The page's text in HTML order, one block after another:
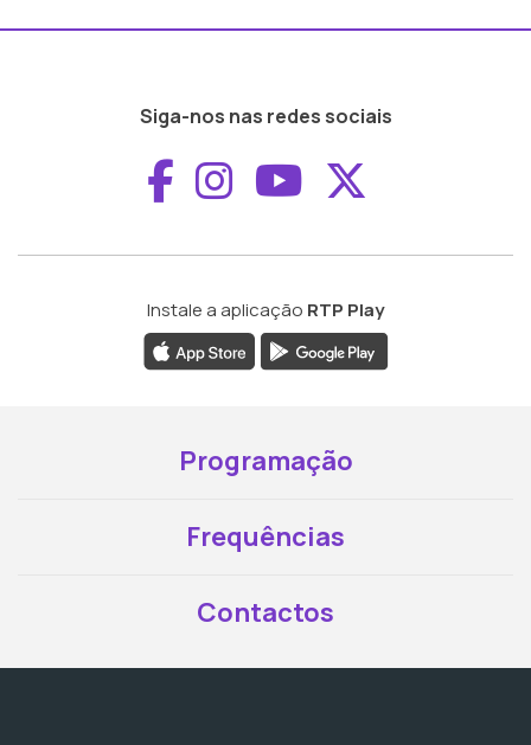
Siga-nos nas redes sociais
Aceder ao
Aceder ao
Aceder ao
Instale a aplicação RTP Play
Programação
Frequências
Contactos